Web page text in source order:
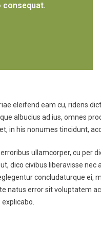
consequat.
eleifend eam cu, ridens
albucius ad ius, omnes
in his nonumes tincidunt,
ullamcorper, cu per
dico civibus liberavisse nec
concludaturque ei,
natus error sit voluptatem